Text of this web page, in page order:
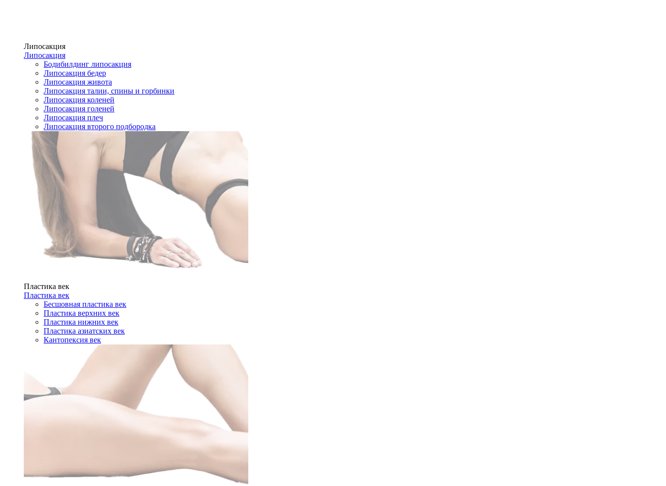
Липосакция
Липосакция
Бодибилдинг липосакция
Липосакция бедер
Липосакция живота
Липосакция талии, спины и горбинки
Липосакция коленей
Липосакция голеней
Липосакция плеч
Липосакция второго подбородка
Пластика век
Пластика век
Бесшовная пластика век
Пластика верхних век
Пластика нижних век
Пластика азиатских век
Кантопексия век